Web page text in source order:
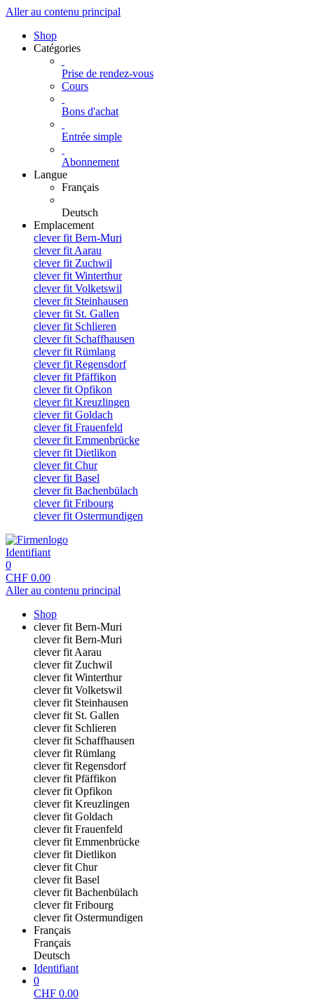
Aller au contenu principal
Shop
Catégories
Prise de rendez-vous
Cours
Bons d'achat
Entrée simple
Abonnement
Langue
Français
Deutsch
Emplacement
clever fit Bern-Muri
clever fit Aarau
clever fit Zuchwil
clever fit Winterthur
clever fit Volketswil
clever fit Steinhausen
clever fit St. Gallen
clever fit Schlieren
clever fit Schaffhausen
clever fit Rümlang
clever fit Regensdorf
clever fit Pfäffikon
clever fit Opfikon
clever fit Kreuzlingen
clever fit Goldach
clever fit Frauenfeld
clever fit Emmenbrücke
clever fit Dietlikon
clever fit Chur
clever fit Basel
clever fit Bachenbülach
clever fit Fribourg
clever fit Ostermundigen
Identifiant
0
CHF 0.00
Aller au contenu principal
Shop
clever fit Bern-Muri
clever fit Bern-Muri
clever fit Aarau
clever fit Zuchwil
clever fit Winterthur
clever fit Volketswil
clever fit Steinhausen
clever fit St. Gallen
clever fit Schlieren
clever fit Schaffhausen
clever fit Rümlang
clever fit Regensdorf
clever fit Pfäffikon
clever fit Opfikon
clever fit Kreuzlingen
clever fit Goldach
clever fit Frauenfeld
clever fit Emmenbrücke
clever fit Dietlikon
clever fit Chur
clever fit Basel
clever fit Bachenbülach
clever fit Fribourg
clever fit Ostermundigen
Français
Français
Deutsch
Identifiant
0
CHF 0.00